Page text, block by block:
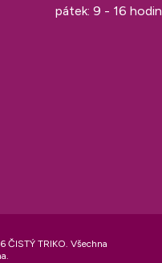
pátek: 9 - 16 hodin
ČISTÝ TRIKO . Všechna